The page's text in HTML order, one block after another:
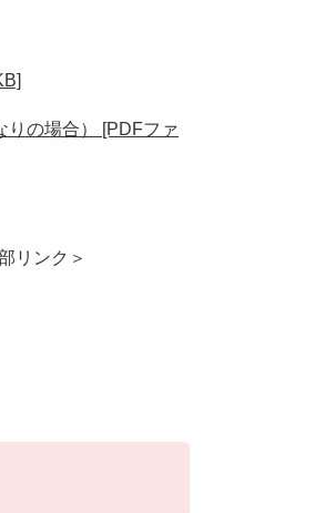
りの場合） [PDFファ
リンク＞